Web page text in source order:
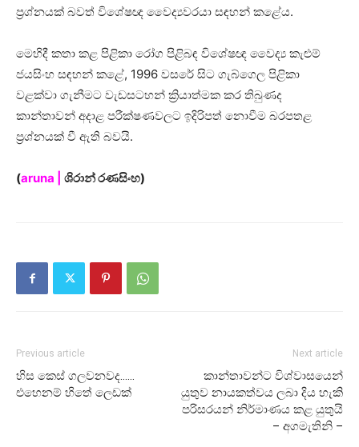
ප්‍රශ්නයක් බවත් විශේෂඥ වෛද්‍යවරයා සඳහන් කළේය.
මෙහිදී කතා කළ පිළිකා රෝග පිළිබඳ විශේෂඥ වෛද්‍ය කැළුම්
ජයසිංහ සඳහන් කළේ, 1996 වසරේ සිට ගැබ්ගෙල පිළිකා
වළක්වා ගැනීමට වැඩසටහන් ක්‍රියාත්මක කර තිබුණද
කාන්තාවන් අදාළ පරීක්ෂණවලට ඉදිරිපත් නොවීම බරපතළ
ප්‍රශ්නයක් වී ඇති බවයි.
(aruna | ශිරාන් රණසිංහ)
Previous article
හිස කෙස් ගලවනවද……
එහෙනම් හිතේ ලෙඩක්
Next article
කාන්තාවන්ට විශ්වාසයෙන්
යුතුව නායකත්වය ලබා දිය හැකි
පරිසරයන් නිර්මාණය කළ යුතුයි
– අගමැතිනි –